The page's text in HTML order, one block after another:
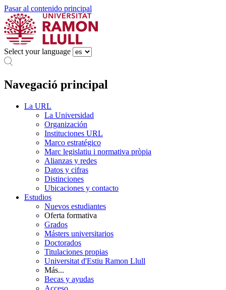
Pasar al contenido principal
Select your language
Navegació principal
La URL
La Universidad
Organización
Instituciones URL
Marco estratégico
Marc legislatiu i normativa pròpia
Alianzas y redes
Datos y cifras
Distinciones
Ubicaciones y contacto
Estudios
Nuevos estudiantes
Oferta formativa
Grados
Másters universitarios
Doctorados
Titulaciones propias
Universitat d'Estiu Ramon Llull
Más...
Becas y ayudas
Acceso